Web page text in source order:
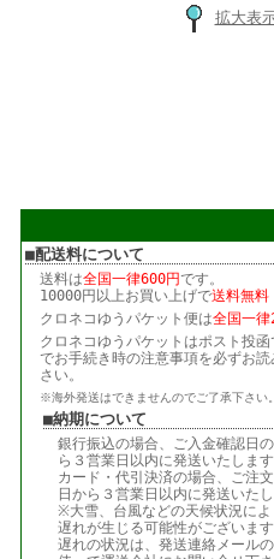
拡大表
■配送料について
送料は全国一律600円です。
10000円以上お買い上げで送料無料
クロネコゆうパケット便は全国一律
クロネコゆうパケットはポスト投
でお手続き時の注意事項を必ずお
さい。
※海外発送はできませんのでご了承下さい
■納期について
銀行振込の場合、ご入金確認日
ら３営業日以内に発送いたしま
カード・代引決済の場合、ご注
日から３営業日以内に発送いた
※大雪、台風などの天候状況に
遅れが生じる可能性がございま
遅れの状況は、発送連絡メール